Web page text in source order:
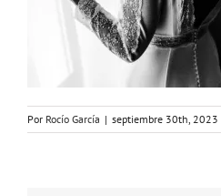
Por Rocío García | septiembre 30th, 2023